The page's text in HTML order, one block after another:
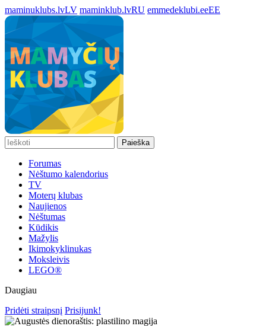
maminuklubs.lvLV maminklub.lvRU emmedeklubi.eeEE
Paieška
Forumas
Nėštumo kalendorius
TV
Moterų klubas
Naujienos
Nėštumas
Kūdikis
Mažylis
Ikimokyklinukas
Moksleivis
LEGO®
Daugiau
Pridėti straipsnį Prisijunk!